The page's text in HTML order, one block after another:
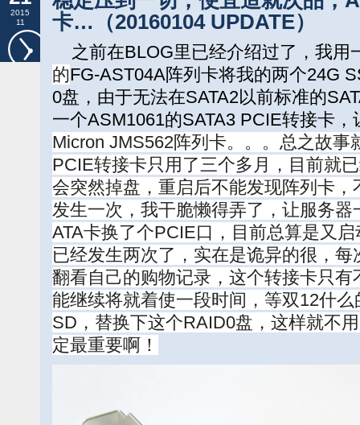
2015
11
卡…（20160104 UPDATE）
之前在BLOG里已经介绍过了，我用
的FG-AST04A阵列卡将我的两个24G
0盘，由于无法在SATA2以前标准的
一个ASM1061的SATA3 PCIE转接卡
Micron JMS562阵列卡。。。总之故事
PCIE转接卡只用了三个多月，目前就
会突然掉盘，重启后不能发现阵列卡
发生一次，我干脆懒得弄了，让服务
ATA卡换了个PCIE口，目前总算是又
已经发生两次了，实在是诡异的很，
翻看自己的购物记录，这个转接卡只
能继续将就着使一段时间，等双12什
SD，替换下这个RAID0盘，这样就不
定最重要啊！